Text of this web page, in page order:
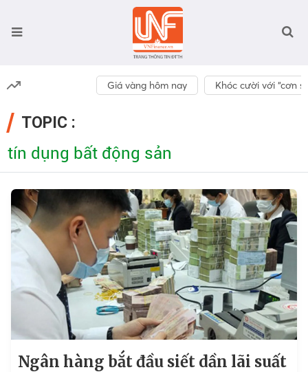
Giá vàng hôm nay Khóc cười với “cơn
TOPIC :
tín dụng bất động sản
Ngân hàng bắt đầu siết dần lãi suất